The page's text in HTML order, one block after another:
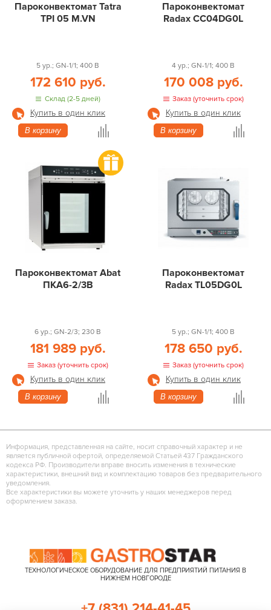
Пароконвектомат Tatra
TPI 05 M.VN
5 ур.; GN-1/1; 400 В
172 610 руб.
Склад (2-5 дней)
Купить в один клик
В корзину
Пароконвектомат
Radax CC04DG0L
4 ур.; GN-1/1; 400 В
170 008 руб.
Заказ (уточнить срок)
Купить в один клик
В корзину
Пароконвектомат Abat
ПКА6-2/3В
6 ур.; GN-2/3; 230 В
181 989 руб.
Заказ (уточнить срок)
Купить в один клик
В корзину
Пароконвектомат
Radax TL05DG0L
5 ур.; GN-1/1; 400 В
178 650 руб.
Заказ (уточнить срок)
Купить в один клик
В корзину
Информация, представленная на сайте, носит справочный характер и не
является публичной офертой, определяемой Статьей 437 Гражданского
кодекса РФ. Производители вправе вносить изменения в технические
характеристики, внешний вид и комплектацию товаров без предварительного
уведомления.
Все характеристики вы можете уточнить у наших менеджеров перед
оформлением заказа.
ТЕХНОЛОГИЧЕСКОЕ ОБОРУДОВАНИЕ ДЛЯ ПРЕДПРИЯТИЙ ПИТАНИЯ В
НИЖНЕМ НОВГОРОДЕ